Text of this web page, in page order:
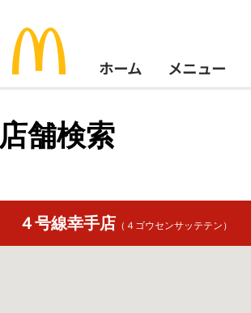
ホーム メニュー
店舗検索
４号線幸手店 （４ゴウセンサッテテン）